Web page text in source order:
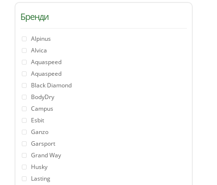
Бренди
Alpinus
Alvica
Aquaspeed
Aquaspeed
Black Diamond
BodyDry
Campus
Esbit
Ganzo
Garsport
Grand Way
Husky
Lasting